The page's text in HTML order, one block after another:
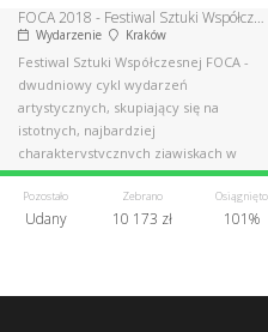
FOCA 2018 - Festiwal Sztuki Współczesnej w Krakowie
Wydarzenie Kraków
Festiwal Sztuki Współczesnej FOCA -
dwudniowy cykl wydarzeń
artystycznych, skupiający się na
istotnych, najbardziej
charakterystycznych zjawiskach w
dzisiejszej sztuce.
Pozostało
Udany
Zebrano
10 173 zł
Osiągnięto
101%